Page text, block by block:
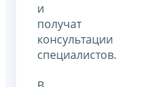
и
получат
консультации
специалистов.